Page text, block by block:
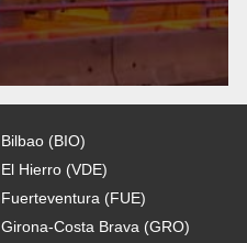
Bilbao (BIO)
El Hierro (VDE)
Fuerteventura (FUE)
Girona-Costa Brava (GRO)